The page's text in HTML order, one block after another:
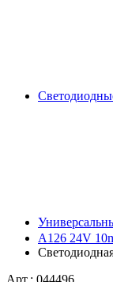
A126 24V
Арт.: 044496